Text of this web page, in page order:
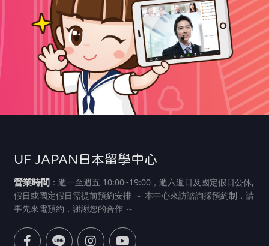
UF JAPAN日本留學中心
營業時間：週一至週五 10:00~19:00，週六週日及國定假日公休,
假日或國定假日需提前預約安排 ～ 本中心來訪諮詢採預約制，請
事先來電預約，謝謝您的合作 ～